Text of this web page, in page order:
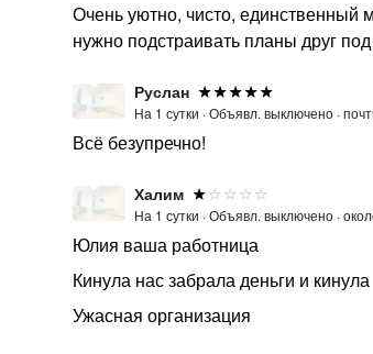
Очень уютно, чисто, единственный
нужно подстраивать планы друг
Руслан
На 1 сутки ·Объявл. выключено ·
Всё безупречно!
Халим
На 1 сутки ·Объявл. выключено ·
Юлия ваша работница
Кинула нас забрала деньги и кинула
Ужасная организация